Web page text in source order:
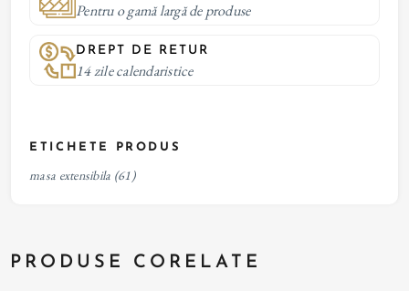
Pentru o gamă largă de produse
DREPT DE RETUR
14 zile calendaristice
ETICHETE PRODUS
masa extensibila (61)
PRODUSE CORELATE